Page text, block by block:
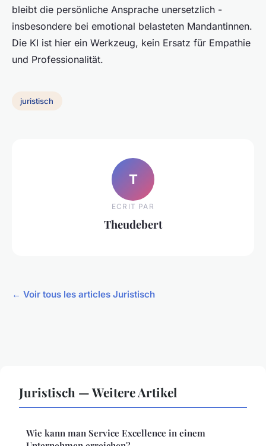
bleibt die persönliche Ansprache unersetzlich -
insbesondere bei emotional belasteten Mandantinnen.
Die KI ist hier ein Werkzeug, kein Ersatz für Empathie
und Professionalität.
juristisch
T
ECRIT PAR
Theudebert
← Voir tous les articles Juristisch
Juristisch — Weitere Artikel
Wie kann man Service Excellence in einem